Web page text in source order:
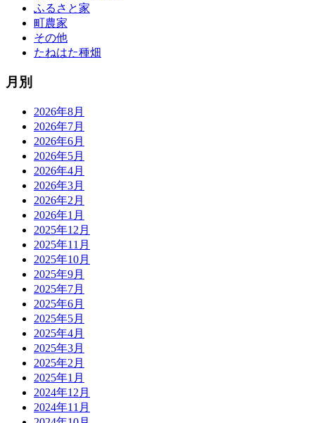
ふるさと家
町農家
その他
たねはた種畑
月別
2026年8月
2026年7月
2026年6月
2026年5月
2026年4月
2026年3月
2026年2月
2026年1月
2025年12月
2025年11月
2025年10月
2025年9月
2025年7月
2025年6月
2025年5月
2025年4月
2025年3月
2025年2月
2025年1月
2024年12月
2024年11月